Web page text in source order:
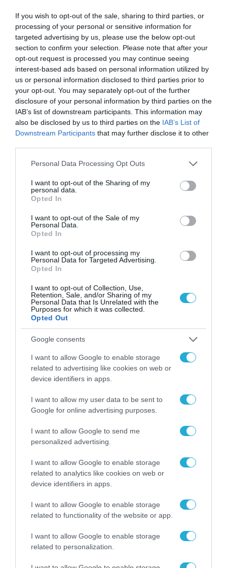
If you wish to opt-out of the sale, sharing to third parties, or
processing of your personal or sensitive information for
targeted advertising by us, please use the below opt-out
section to confirm your selection. Please note that after your
opt-out request is processed you may continue seeing
interest-based ads based on personal information utilized by
us or personal information disclosed to third parties prior to
your opt-out. You may separately opt-out of the further
disclosure of your personal information by third parties on the
IAB’s list of downstream participants. This information may
also be disclosed by us to third parties on the IAB’s List of
Downstream Participants that may further disclose it to other
Please note that this website/app uses one or more Google
not limited to your visit or usage behaviour. You may click to
grant or deny consent to Google and its third-party tags to
use your data for below specified purposes in below Google
consent section.
Personal Data Processing Opt Outs
I want to opt-out of the Sharing of my
personal data.
Opted In
I want to opt-out of the Sale of my
Personal Data.
Opted In
I want to opt-out of processing my
Personal Data for Targeted Advertising.
Opted In
I want to opt-out of Collection, Use,
Retention, Sale, and/or Sharing of my
Personal Data that Is Unrelated with the
Purposes for which it was collected.
Opted Out
Google consents
I want to allow Google to enable storage
related to advertising like cookies on web or
device identifiers in apps.
I want to allow my user data to be sent to
Google for online advertising purposes.
I want to allow Google to send me
personalized advertising.
I want to allow Google to enable storage
related to analytics like cookies on web or
device identifiers in apps.
I want to allow Google to enable storage
related to functionality of the website or app.
I want to allow Google to enable storage
related to personalization.
αποκλειστικά προμηθευτές με τις
υψηλότερες αξιολογήσεις ή άλλες
διακρίσεις. Οι ερευνητικές δημοσιεύσεις της
Gartner αποτυπώνουν τις απόψεις του
ερευνητικού οργανισμού της εταιρείας και
δεν πρέπει να εκλαμβάνονται ως δηλώσεις
πραγματικών γεγονότων. Η Gartner
αποποιείται κάθε εγγύηση, ρητή ή σιωπηρή,
αναφορικά με την παρούσα έρευνα,
εμπορευσιμότητας ή καταλληλότητας για
συγκεκριμένο σκοπό.
GARTNER TOP 25 SUPPLY CHAIN SCHNEIDER ELECTRIC